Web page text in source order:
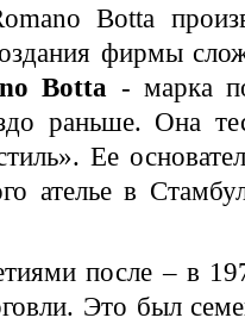
Botta
фирмы
Botta - марка
раньше. Она
Ее
ателье в
после – в
Это был